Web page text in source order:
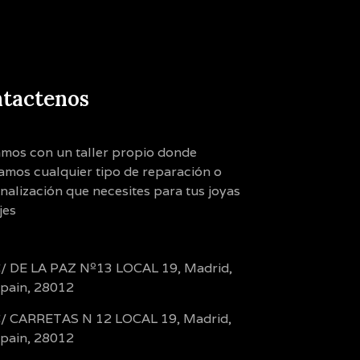
con un taller propio donde
cualquier tipo de reparación o
que necesites para tus joyas
DE LA PAZ Nº13 LOCAL 19, Madrid,
28012
CARRETAS N 12 LOCAL 19, Madrid,
28012